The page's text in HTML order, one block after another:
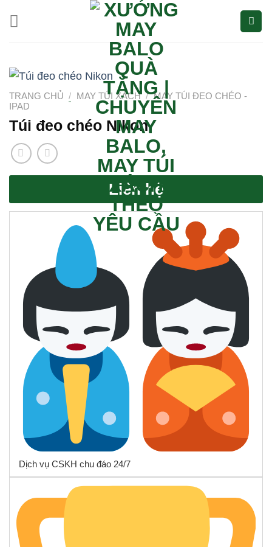
qua
nội
TRANG CHỦ / MAY TÚI XÁCH / MAY TÚI ĐEO CHÉO -
IPAD
Túi đeo chéo Nikon
Liên hệ
Dịch vụ CSKH chu đáo 24/7